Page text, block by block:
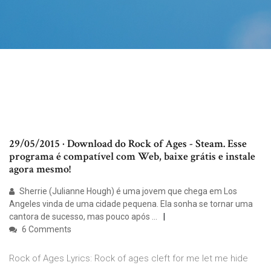
29/05/2015 · Download do Rock of Ages - Steam. Esse
programa é compatível com Web, baixe grátis e instale
agora mesmo!
Sherrie (Julianne Hough) é uma jovem que chega em Los
Angeles vinda de uma cidade pequena. Ela sonha se tornar uma
cantora de sucesso, mas pouco após …
6 Comments
Rock of Ages Lyrics: Rock of ages cleft for me let me hide